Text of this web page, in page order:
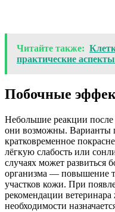
Читайте также:
практические
Побочные
Небольшие реакции
они возможны. Варианты
кратковременное
лёгкую слабость или
случаях может развиться
организма — повышение
участков кожи. При
рекомендации
необходимости